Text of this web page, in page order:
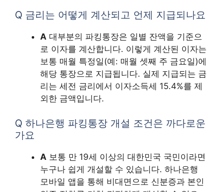
Q 금리는 어떻게 계산되고 언제 지급되나요
A 대부분의 파킹통장은 일별 잔액을 기준으
로 이자를 계산합니다. 이렇게 계산된 이자는
보통 매월 특정일(예: 매월 셋째 주 금요일)에
해당 통장으로 지급됩니다. 실제 지급되는 금
리는 세전 금리에서 이자소득세 15.4%를 제
외한 금액입니다.
Q 하나은행 파킹통장 개설 조건은 까다로운
가요
A 보통 만 19세 이상의 대한민국 국민이라면
누구나 쉽게 개설할 수 있습니다. 하나은행
모바일 앱을 통해 비대면으로 신분증과 본인